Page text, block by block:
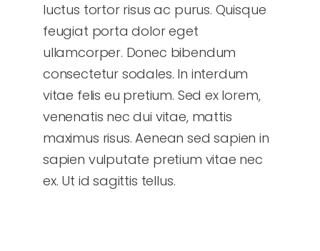
luctus tortor risus ac purus. Quisque
feugiat porta dolor eget
ullamcorper. Donec bibendum
consectetur sodales. In interdum
vitae felis eu pretium. Sed ex lorem,
venenatis nec dui vitae, mattis
maximus risus. Aenean sed sapien in
sapien vulputate pretium vitae nec
ex. Ut id sagittis tellus.